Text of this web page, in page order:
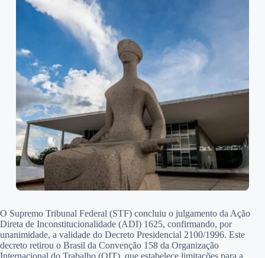
O Supremo Tribunal Federal (STF) concluiu o julgamento da Ação
Direta de Inconstitucionalidade (ADI) 1625, confirmando, por
unanimidade, a validade do Decreto Presidencial 2100/1996. Este
decreto retirou o Brasil da Convenção 158 da Organização